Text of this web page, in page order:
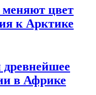
меняют цвет
к Арктике
древнейшее
в Африке